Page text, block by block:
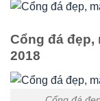
Cổng đá đẹp,
2018